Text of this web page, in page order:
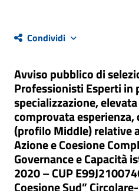
Condividi
Avviso pubblico di
Professionisti Esperti in
specializzazione,
comprovata esperienza,
(profilo Middle) relative
Azione e Coesione
Governance e Capacità
2020 – CUP
Coesione Sud”